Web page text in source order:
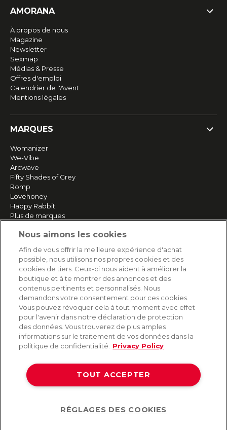
AMORANA
À propos de nous
Magazine
Newsletter
Sexmap
Médias & Presse
Offres d'emploi
Calendrier de l'Avent
Mentions légales
MARQUES
Womanizer
We-Vibe
Arcwave
Fifty Shades of Grey
Romp
Lovehoney
Happy Rabbit
Plus de marques
SERVICE
Livraison rapide et gratuite
Retours & remboursements
Paiement sécurisé
AIDE
Contact
Livraison et expédition
Foire aux questions
Protection des données
Nous aimons les cookies
Afin de vous offrir la meilleure expérience d'achat
possible, nous utilisons nos propres cookies et des
cookies de tiers. Ceux-ci nous aident à améliorer la
boutique et à te montrer des annonces et des
contenus pertinents et personnalisés. Nous
demandons votre consentement pour ces cookies.
Vous pouvez révoquer cela à tout moment avec effet
pour l'avenir dans notre déclaration de protection
des données. Vous trouverez de plus amples
informations sur le traitement de vos données dans la
politique de confidentialité.
Privacy Policy
TOUT ACCEPTER
RÉGLAGES DES COOKIES